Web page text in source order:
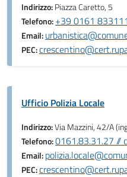
Indirizzo:Piazza Caretto, 5
Telefono:+39 0161
Email:
PEC:
Ufficio Polizia Locale
Indirizzo:Via Mazzini, 42/A
Telefono:0161.83.31.27 //
Email:
PEC: